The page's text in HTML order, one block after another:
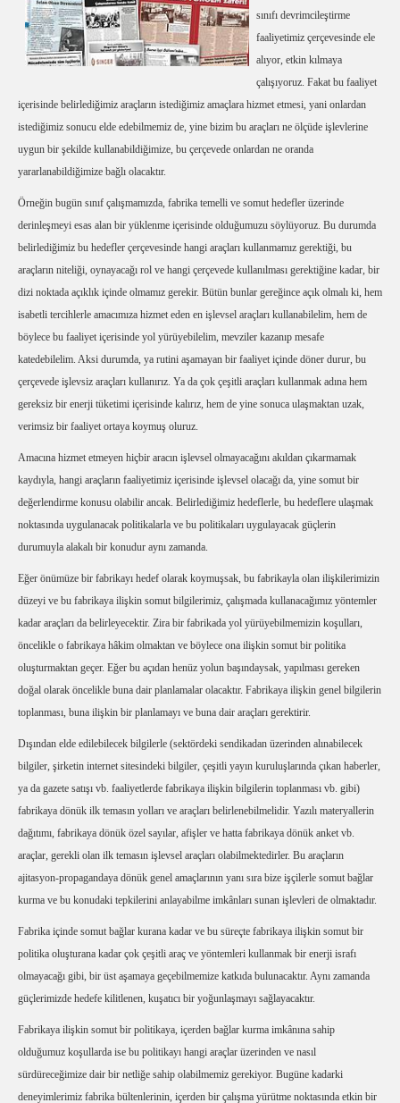
sınıfı devrimcileştirme
faaliyetimiz çerçevesinde ele
alıyor, etkin kılmaya
çalışıyoruz. Fakat bu faaliyet
içerisinde belirlediğimiz araçların istediğimiz amaçlara hizmet etmesi, yani onlardan
istediğimiz sonucu elde edebilmemiz de, yine bizim bu araçları ne ölçüde işlevlerine
uygun bir şekilde kullanabildiğimize, bu çerçevede onlardan ne oranda
yararlanabildiğimize bağlı olacaktır.
Örneğin bugün sınıf çalışmamızda, fabrika temelli ve somut hedefler üzerinde
derinleşmeyi esas alan bir yüklenme içerisinde olduğumuzu söylüyoruz. Bu durumda
belirlediğimiz bu hedefler çerçevesinde hangi araçları kullanmamız gerektiği, bu
araçların niteliği, oynayacağı rol ve hangi çerçevede kullanılması gerektiğine kadar, bir
dizi noktada açıklık içinde olmamız gerekir. Bütün bunlar gereğince açık olmalı ki, hem
isabetli tercihlerle amacımıza hizmet eden en işlevsel araçları kullanabilelim, hem de
böylece bu faaliyet içerisinde yol yürüyebilelim, mevziler kazanıp mesafe
katedebilelim. Aksi durumda, ya rutini aşamayan bir faaliyet içinde döner durur, bu
çerçevede işlevsiz araçları kullanırız. Ya da çok çeşitli araçları kullanmak adına hem
gereksiz bir enerji tüketimi içerisinde kalırız, hem de yine sonuca ulaşmaktan uzak,
verimsiz bir faaliyet ortaya koymuş oluruz.
Amacına hizmet etmeyen hiçbir aracın işlevsel olmayacağını akıldan çıkarmamak
kaydıyla, hangi araçların faaliyetimiz içerisinde işlevsel olacağı da, yine somut bir
değerlendirme konusu olabilir ancak. Belirlediğimiz hedeflerle, bu hedeflere ulaşmak
noktasında uygulanacak politikalarla ve bu politikaları uygulayacak güçlerin
durumuyla alakalı bir konudur aynı zamanda.
Eğer önümüze bir fabrikayı hedef olarak koymuşsak, bu fabrikayla olan ilişkilerimizin
düzeyi ve bu fabrikaya ilişkin somut bilgilerimiz, çalışmada kullanacağımız yöntemler
kadar araçları da belirleyecektir. Zira bir fabrikada yol yürüyebilmemizin koşulları,
öncelikle o fabrikaya hâkim olmaktan ve böylece ona ilişkin somut bir politika
oluşturmaktan geçer. Eğer bu açıdan henüz yolun başındaysak, yapılması gereken
doğal olarak öncelikle buna dair planlamalar olacaktır. Fabrikaya ilişkin genel bilgilerin
toplanması, buna ilişkin bir planlamayı ve buna dair araçları gerektirir.
Dışından elde edilebilecek bilgilerle (sektördeki sendikadan üzerinden alınabilecek
bilgiler, şirketin internet sitesindeki bilgiler, çeşitli yayın kuruluşlarında çıkan haberler,
ya da gazete satışı vb. faaliyetlerde fabrikaya ilişkin bilgilerin toplanması vb. gibi)
fabrikaya dönük ilk temasın yolları ve araçları belirlenebilmelidir. Yazılı materyallerin
dağıtımı, fabrikaya dönük özel sayılar, afişler ve hatta fabrikaya dönük anket vb.
araçlar, gerekli olan ilk temasın işlevsel araçları olabilmektedirler. Bu araçların
ajitasyon-propagandaya dönük genel amaçlarının yanı sıra bize işçilerle somut bağlar
kurma ve bu konudaki tepkilerini anlayabilme imkânları sunan işlevleri de olmaktadır.
Fabrika içinde somut bağlar kurana kadar ve bu süreçte fabrikaya ilişkin somut bir
politika oluşturana kadar çok çeşitli araç ve yöntemleri kullanmak bir enerji israfı
olmayacağı gibi, bir üst aşamaya geçebilmemize katkıda bulunacaktır. Aynı zamanda
güçlerimizde hedefe kilitlenen, kuşatıcı bir yoğunlaşmayı sağlayacaktır.
Fabrikaya ilişkin somut bir politikaya, içerden bağlar kurma imkânına sahip
olduğumuz koşullarda ise bu politikayı hangi araçlar üzerinden ve nasıl
sürdüreceğimize dair bir netliğe sahip olabilmemiz gerekiyor. Bugüne kadarki
deneyimlerimiz fabrika bültenlerinin, içerden bir çalışma yürütme noktasında etkin bir